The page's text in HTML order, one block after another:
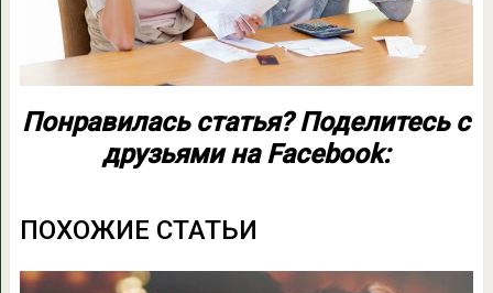
Понравилась статья? Поделитесь с
друзьями на Facebook:
ПОХОЖИЕ СТАТЬИ